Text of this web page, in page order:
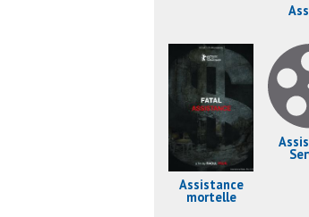
Assistance
mortelle